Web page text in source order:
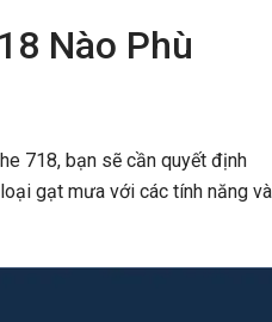
Nào Phù
718, bạn sẽ cần quyết định
gạt mưa với các tính năng và